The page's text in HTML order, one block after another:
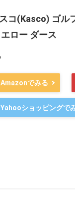
コ(Kasco) ゴル
ロー ダース
Amazonでみる
Yahooショッピングで